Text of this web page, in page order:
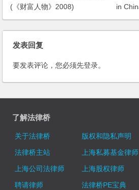
(《财富人物》2008)
in
关行
发表回复
要发表评论，您必须先登录。
了解法律桥
关于法律桥 版权和隐私声明
法律桥主站
上海私募基金律师
上海公司法律师
上海股权律师
聘请律师
法律桥PE宝典